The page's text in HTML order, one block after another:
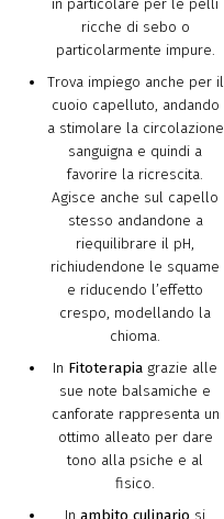
in particolare per le pelli
ricche di sebo o
particolarmente impure.
Trova impiego anche per il
cuoio capelluto, andando
a stimolare la circolazione
sanguigna e quindi a
favorire la ricrescita.
Agisce anche sul capello
stesso andandone a
riequilibrare il pH,
richiudendone le squame
e riducendo l’effetto
crespo, modellando la
chioma.
In Fitoterapia grazie alle
sue note balsamiche e
canforate rappresenta un
ottimo alleato per dare
tono alla psiche e al
fisico.